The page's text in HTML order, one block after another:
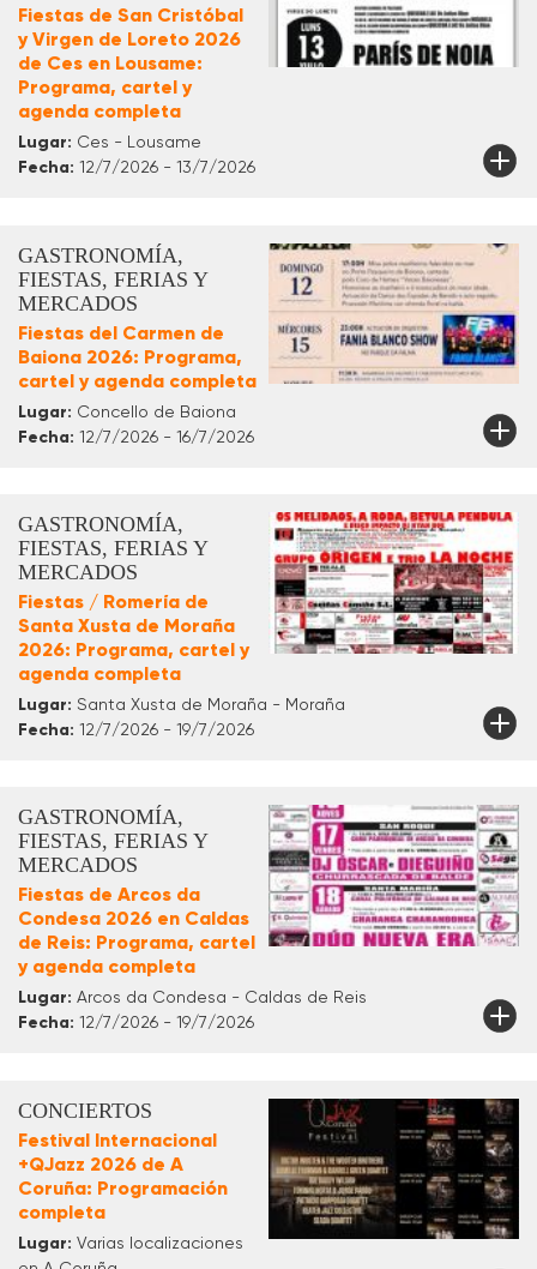
Fiestas de San Cristóbal
y Virgen de Loreto 2026
de Ces en Lousame:
Programa, cartel y
agenda completa
Lugar: Ces - Lousame
Fecha: 12/7/2026 - 13/7/2026
GASTRONOMÍA,
FIESTAS, FERIAS Y
MERCADOS
Fiestas del Carmen de
Baiona 2026: Programa,
cartel y agenda completa
Lugar: Concello de Baiona
Fecha: 12/7/2026 - 16/7/2026
GASTRONOMÍA,
FIESTAS, FERIAS Y
MERCADOS
Fiestas / Romería de
Santa Xusta de Moraña
2026: Programa, cartel y
agenda completa
Lugar: Santa Xusta de Moraña - Moraña
Fecha: 12/7/2026 - 19/7/2026
GASTRONOMÍA,
FIESTAS, FERIAS Y
MERCADOS
Fiestas de Arcos da
Condesa 2026 en Caldas
de Reis: Programa, cartel
y agenda completa
Lugar: Arcos da Condesa - Caldas de Reis
Fecha: 12/7/2026 - 19/7/2026
CONCIERTOS
Festival Internacional
+QJazz 2026 de A
Coruña: Programación
completa
Lugar: Varias localizaciones